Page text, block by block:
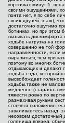
корточках минут 5.
своими ощущениями.
понта нет, я по себе
своих друзей знаю),
достаточно ощутимо
ботинках, но при этом
вызывать дискомфорта
ходьбе нагрузка на
совершенно не той
направленности, если
выразиться, чем при
поэтому во многих
отдыхающих и делают
ходьба-езда, который
высвобождает
ходьбы.также не
медленно (стараясь
тяжести ровно по
размахивая руками
стоячего положения.
заваливаетесь назад,
несовсем достаточный
голенища вперед.